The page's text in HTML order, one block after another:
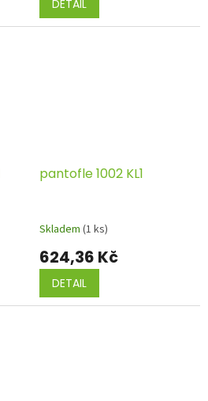
DETAIL
pantofle 1002 KL1
Skladem (1 ks)
624,36 Kč
DETAIL